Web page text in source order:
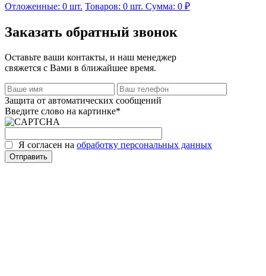
Отложенные: 0 шт. Товаров: 0 шт. Сумма: 0 ₽
Заказать обратный звонок
Оставьте ваши контакты, и наш менеджер
свяжется с Вами в ближайшее время.
Защита от автоматических сообщений
Введите слово на картинке*
Я согласен на обработку персональных данных